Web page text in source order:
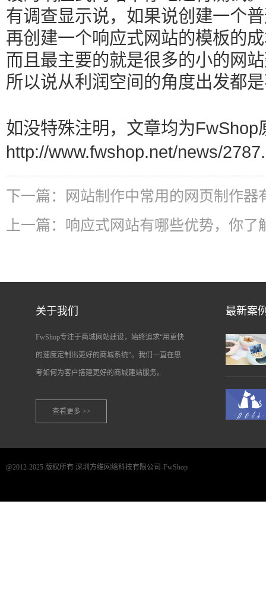
有调查显示说，如果说创建一个
再创建一个响应式网站的模板的
而且最主要的就是很多的小的网
所以说从利润空间的角度出发都
如没特殊注明，文章均为FwShop
http://www.fwshop.net/news/
下一篇：
网站制作中常用的网页制作器
上一篇： 响应式网站有哪些优势，你了
关于我们
FwShop专注于商城网站建设，始终追求“用更快
的速度定制出更好的商城系统”。我们一直在思
考如何为客户搭建更好的商城建站服务。
查看更多 >>
最新案
@2012-2025 版权所有 深圳方维网络科技有限公司-FwShop